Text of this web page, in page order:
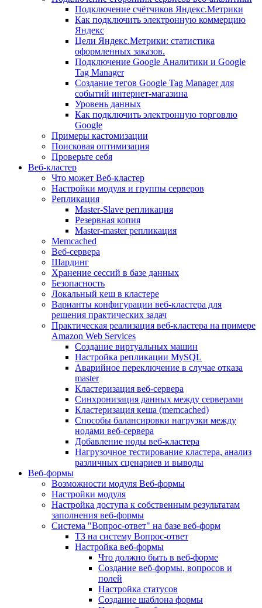
Подключение счётчиков Яндекс.Метрики
Как подключить электронную коммерцию
Яндекс
Цели Яндекс.Метрики: статистика
оформленных заказов.
Подключение Google Аналитики и Google
Tag Manager
Создание тегов Google Tag Manager для
событий интернет-магазина
Уровень данных
Как подключить электронную торговлю
Google
Примеры кастомизации
Поисковая оптимизация
Проверьте себя
Веб-кластер
Что может Веб-кластер
Настройки модуля и группы серверов
Репликация
Master-Slave репликация
Резервная копия
Master-master репликация
Memcached
Веб-сервера
Шардинг
Хранение сессий в базе данных
Безопасность
Локальный кеш в кластере
Варианты конфигурации веб-кластера для
решения практических задач
Практическая реализация веб-кластера на примере
Amazon Web Services
Создание виртуальных машин
Настройка репликации MySQL
Аварийное переключение в случае отказа
master
Кластеризация веб-сервера
Синхронизация данных между серверами
Кластеризация кеша (memcached)
Способы балансировки нагрузки между
нодами веб-сервера
Добавление ноды веб-кластера
Нагрузочное тестирование кластера, анализ
различных сценариев и выводы
Веб-формы
Возможности модуля Веб-формы
Настройки модуля
Настройка доступа к собственным результатам
заполнения веб-формы
Система "Вопрос-ответ" на базе веб-форм
ТЗ на систему Вопрос-ответ
Настройка веб-формы
Что должно быть в веб-форме
Создание веб-формы, вопросов и
полей
Настройка статусов
Создание шаблона формы